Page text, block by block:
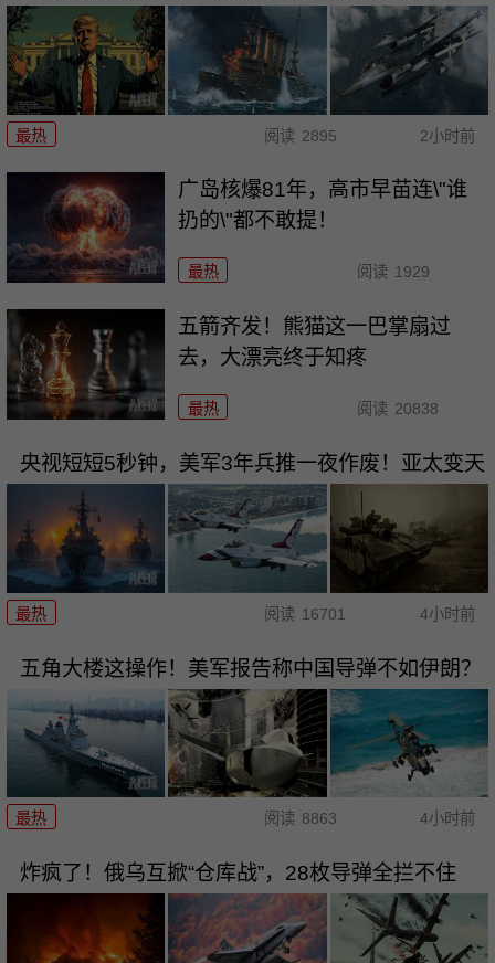
最热 阅读 2895 2小时前
广岛核爆81年，高市早苗连\"谁
扔的\"都不敢提！
最热 阅读 1929
五箭齐发！熊猫这一巴掌扇过
去，大漂亮终于知疼
最热 阅读 20838
央视短短5秒钟，美军3年兵推一夜作废！亚太变天
最热 阅读 16701 4小时前
五角大楼这操作！美军报告称中国导弹不如伊朗？
最热 阅读 8863 4小时前
炸疯了！俄乌互掀“仓库战”，28枚导弹全拦不住